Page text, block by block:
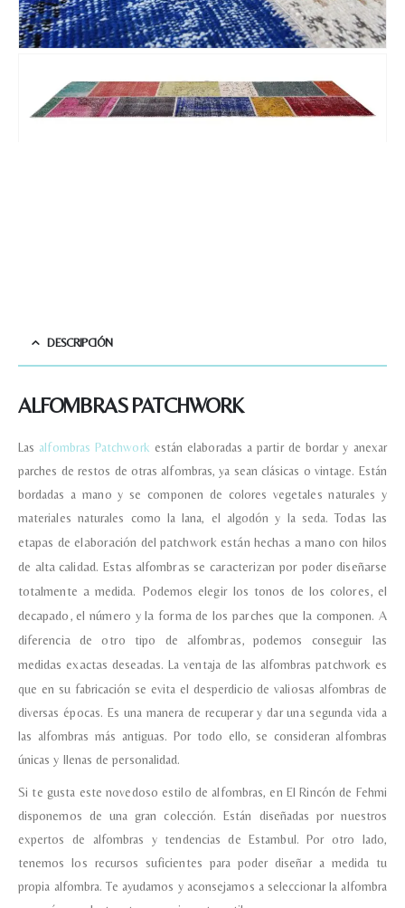
DESCRIPCIÓN
ALFOMBRAS PATCHWORK
Las alfombras Patchwork están elaboradas a partir de bordar y anexar
parches de restos de otras alfombras, ya sean clásicas o vintage. Están
bordadas a mano y se componen de colores vegetales naturales y
materiales naturales como la lana, el algodón y la seda.Todas las
etapas de elaboración del patchwork están hechas a mano con hilos
de alta calidad. Estas alfombras se caracterizan por poder diseñarse
totalmente a medida. Podemos elegir los tonos de los colores, el
decapado, el número y la forma de los parches que la componen. A
diferencia de otro tipo de alfombras, podemos conseguir las
medidas exactas deseadas.La ventaja de las alfombras patchwork es
que en su fabricación se evita el desperdicio de valiosas alfombras de
diversas épocas. Es una manera de recuperar y dar una segunda vida a
las alfombras más antiguas. Por todo ello, se consideran alfombras
únicas y llenas de personalidad.
Si te gusta este novedoso estilo de alfombras, en El Rincón de Fehmi
disponemos de una gran colección. Están diseñadas por nuestros
expertos de alfombras y tendencias de Estambul. Por otro lado,
tenemos los recursos suficientes para poder diseñar a medida tu
propia alfombra. Te ayudamos y aconsejamos a seleccionar la alfombra
Correo electronico*
Tu mensaje.
Recibir mi oferta